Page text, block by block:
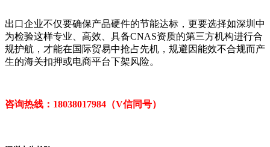
出口企业不仅要确保产品硬件的节能达标，更要选择如深圳中
为检验这样专业、高效、具备CNAS资质的第三方机构进行合
规护航，才能在国际贸易中抢占先机，规避因能效不合规而产
生的海关扣押或电商平台下架风险。
咨询热线：18038017984（V信同号）